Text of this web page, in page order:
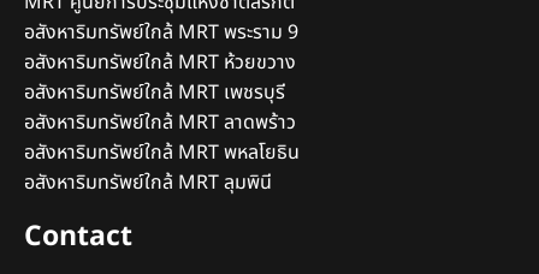
อสังหาริมทรัพย์ใกล้ MRT พระราม 9
อสังหาริมทรัพย์ใกล้ MRT ห้วยขวาง
อสังหาริมทรัพย์ใกล้ MRT เพชรบุรี
อสังหาริมทรัพย์ใกล้ MRT ลาดพร้าว
อสังหาริมทรัพย์ใกล้ MRT พหลโยธิน
อสังหาริมทรัพย์ใกล้ MRT ลุมพินี
Contact